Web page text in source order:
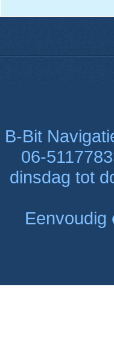
B-Bit
06-
dinsdag tot
Eenvoudig